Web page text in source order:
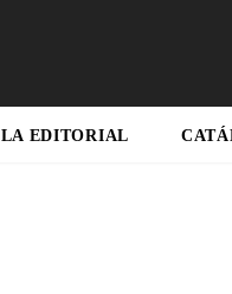
LA EDITORIAL